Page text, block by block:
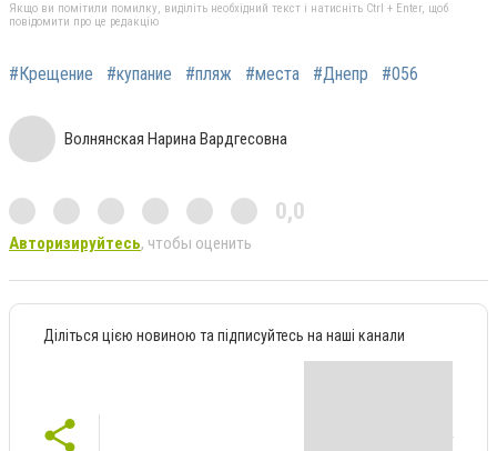
Якщо ви помітили помилку, виділіть необхідний текст і натисніть Ctrl + Enter, щоб
повідомити про це редакцію
#Крещение #купание #пляж #места #Днепр #056
Волнянская Нарина Вардгесовна
0,0
Авторизируйтесь, чтобы оценить
Діліться цією новиною та підписуйтесь на наші канали